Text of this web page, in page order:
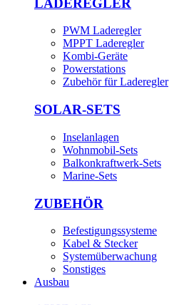
PWM Laderegler
MPPT Laderegler
Kombi-Geräte
Powerstations
Zubehör für Laderegler
SOLAR-SETS
Inselanlagen
Wohnmobil-Sets
Balkonkraftwerk-Sets
Marine-Sets
ZUBEHÖR
Befestigungssysteme
Kabel & Stecker
Systemüberwachung
Sonstiges
Ausbau